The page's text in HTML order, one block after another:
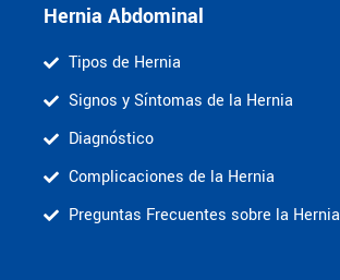
Hernia Abdominal
Tipos de Hernia
Signos y Síntomas de la Hernia
Diagnóstico
Complicaciones de la Hernia
Preguntas Frecuentes sobre la Hernia